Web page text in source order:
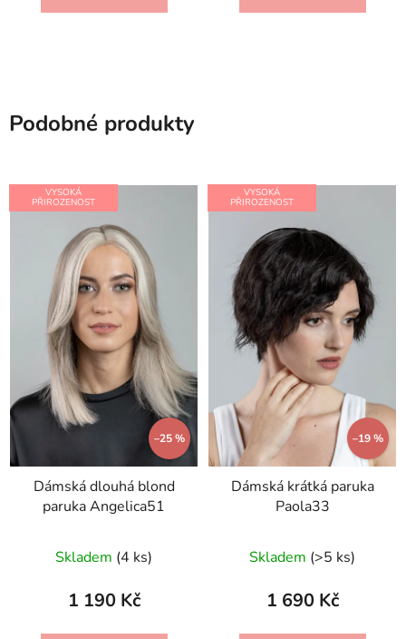
Podobné produkty
VYSOKÁ
PŘIROZENOST
–25 %
Dámská dlouhá blond
paruka Angelica51
Skladem (4 ks)
1 190 Kč
VYSOKÁ
PŘIROZENOST
–19 %
Dámská krátká paruka
Paola33
Skladem (>5 ks)
1 690 Kč